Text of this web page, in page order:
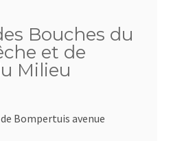
Bouches du
et de
Milieu
Bompertuis avenue